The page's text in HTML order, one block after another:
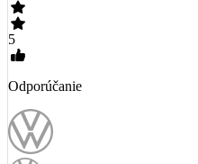
5
Odporúčanie